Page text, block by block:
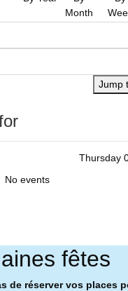
Month
Jump
Thursday
No events
fêtes
de réserver vos places